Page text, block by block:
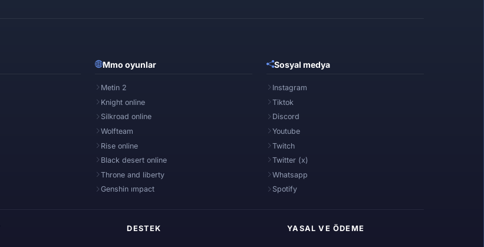
Mmo oyunlar
Metin 2
Knight online
Silkroad online
Wolfteam
Rise online
Black desert online
Throne and liberty
Genshin ımpact
Sosyal medya
Instagram
Tiktok
Discord
Youtube
Twitch
Twitter (x)
Whatsapp
Spotify
DESTEK YASAL VE ÖDEME